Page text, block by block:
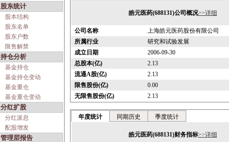
股东统计
股本结构
股东名单
股东户数
限售解禁
持仓分析
基金持仓
基金持仓变动
基金重仓
基金重仓变动
分红扩股
分红派息
配股增发
管理层报告
皓元医药(688131)公司概况>>详细
公司名称
上海皓元医药股份有限公司
所属行业
研究和试验发展
成立日期
2006-09-30
总股本(亿)
2.13
流通A股(亿)
2.13
限售股份(亿)
0.00
无限售股份(亿)
2.13
年度统计 同期历史 季度统计
皓元医药(688131)财务指标>>详细